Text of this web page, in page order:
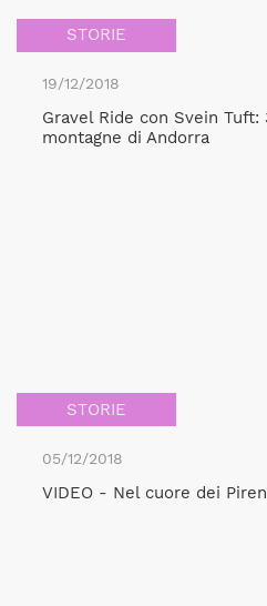
STORIE
19/12/2018
Gravel Ride con Svein
montagne di Andorra
STORIE
05/12/2018
VIDEO - Nel cuore dei